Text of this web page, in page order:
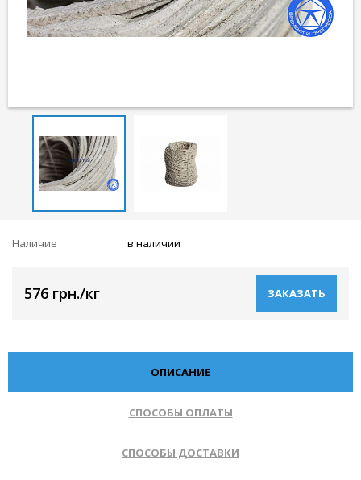
Наличие в наличии
576 грн./кг ЗАКАЗАТЬ
ОПИСАНИЕ
СПОСОБЫ ОПЛАТЫ
СПОСОБЫ ДОСТАВКИ